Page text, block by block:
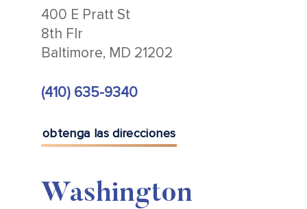
400 E Pratt St
8th Flr
Baltimore, MD 21202
(410) 635-9340
obtenga las direcciones
Washington